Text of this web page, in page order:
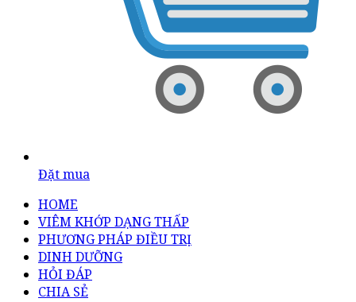
Đặt mua
HOME
VIÊM KHỚP DẠNG THẤP
PHƯƠNG PHÁP ĐIỀU TRỊ
DINH DƯỠNG
HỎI ĐÁP
CHIA SẺ